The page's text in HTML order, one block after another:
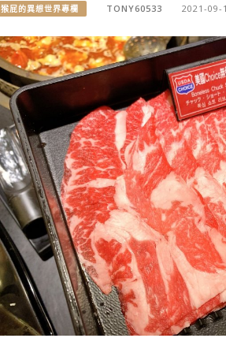
猴屁的異想世界專欄 TONY60533 2021-09-